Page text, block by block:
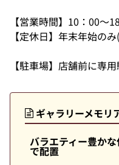
【営業時間】10：00～
【定休日】年末年始の
【駐車場】店舗前に専
ギャラリーメモリ
バラエティー豊か
で配置